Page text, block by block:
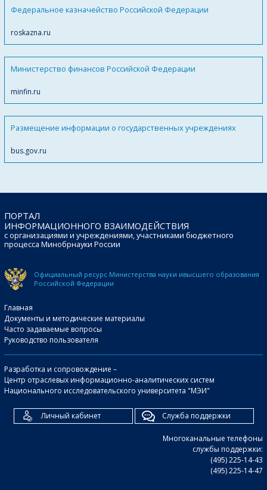
Федеральное казначейство Российской Федерации
roskazna.ru
Министерство финансов Российской Федерации
minfin.ru
Размещение информации о государственных учреждениях
bus.gov.ru
ПОРТАЛ
ИНФОРМАЦИОННОГО ВЗАИМОДЕЙСТВИЯ
с организациями и учреждениями, участниками бюджетного
процесса Минобрнауки России
Официальный ресурс Министерства науки ивысшего образования
Российской Федерации
Главная
Документы и методические материалы
Часто задаваемые вопросы
Руководство пользователя
Разработка и сопровождение –
Центр отраслевых информационно-аналитических систем
Национального исследовательского университета "МЭИ"
Личный кабинет Служба поддержки
Многоканальные телефоны
службы поддержки:
(495) 225-14-43
(495) 225-14-47